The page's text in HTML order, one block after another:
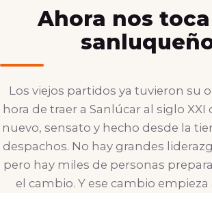
Ahora nos
Los viejos partidos ya tuvieron su
hora de traer a Sanlúcar al siglo
nuevo, sensato y hecho desde la
despachos. No hay grandes
pero hay miles de personas
el cambio. Y ese cambio